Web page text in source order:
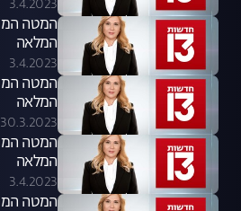
3.4.2023
המלאה
3.4.2023
המלאה
30.3.2023
המלאה
3.4.2023